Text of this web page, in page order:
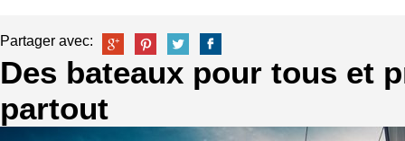
Partager avec:
Des bateaux pour tous et
partout